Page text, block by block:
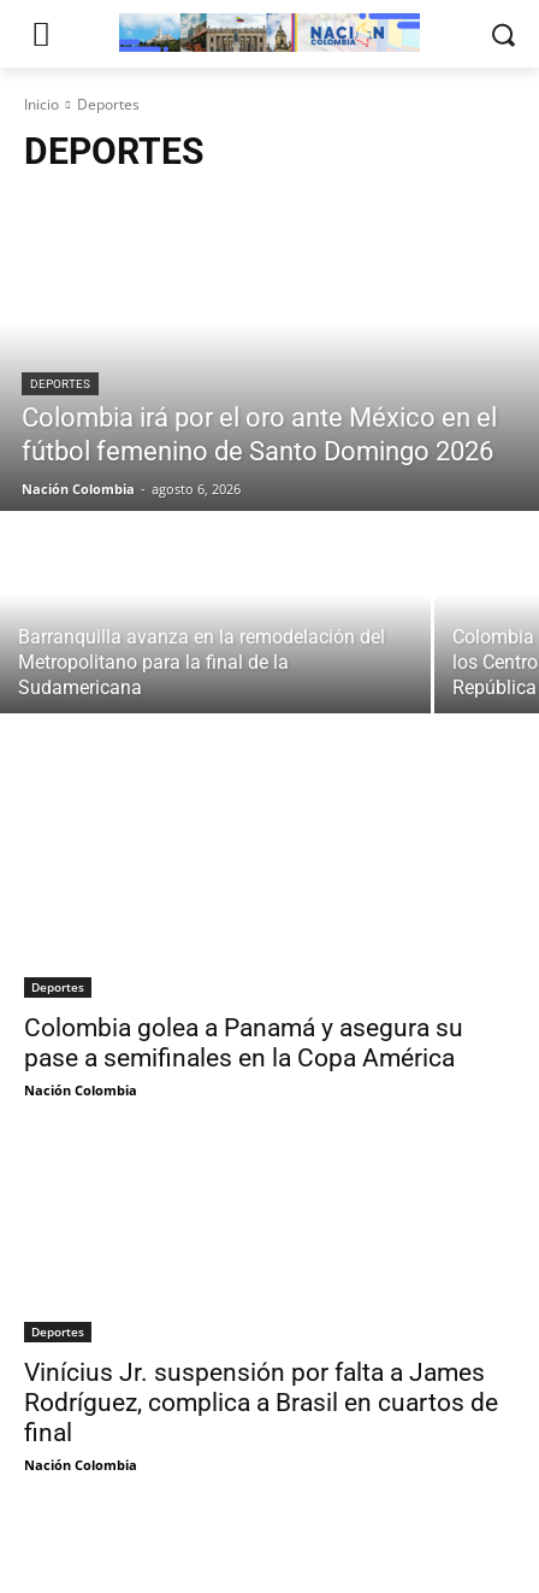
Inicio Deportes
DEPORTES
DEPORTES
Colombia irá por el oro ante México en el
fútbol femenino de Santo Domingo 2026
Nación Colombia - agosto 6, 2026
Barranquilla avanza en la remodelación del
Metropolitano para la final de la
Sudamericana
Colombia
los
Deportes
Colombia golea a Panamá y asegura su
pase a semifinales en la Copa América
Nación Colombia
Deportes
Vinícius Jr. suspensión por falta a James
Rodríguez, complica a Brasil en cuartos de
final
Nación Colombia